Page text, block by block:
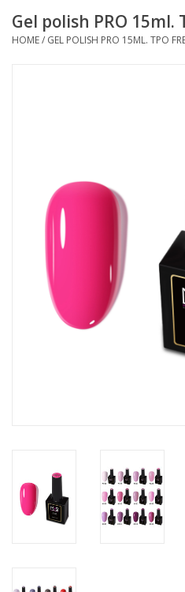
Acrylpoeder
NailArt Producten
Startpakketten
NIEUW! MBS Producten
Hema free line/Hypoallergenic
Gel polish PRO 15ml.
HOME/ GEL POLISH PRO 15ML. TPO